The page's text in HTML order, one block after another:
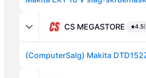
CS MEGASTORE 4.5